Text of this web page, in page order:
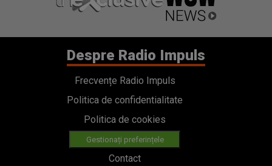
Despre Radio Impuls
Frecvențe Radio Impuls
Politica de confidentialitate
Politica de cookies
Gestionați preferințele
Contact